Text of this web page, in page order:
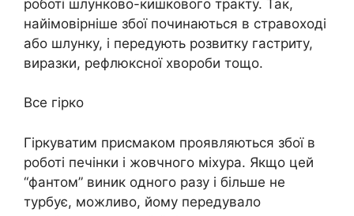
роботі шлунково-кишкового тракту. Так,
найімовірніше збої починаються в стравоході
або шлунку, і передують розвитку гастриту,
виразки, рефлюксної хвороби тощо.
Все гірко
Гіркуватим присмаком проявляються збої в
роботі печінки і жовчного міхура. Якщо цей
“фантом” виник одного разу і більше не
турбує, можливо, йому передувало